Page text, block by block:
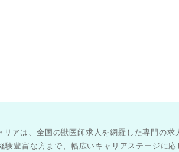
アは、全国の獣医師求人を網羅した専門の求
験豊富な方まで、幅広いキャリアステージに応